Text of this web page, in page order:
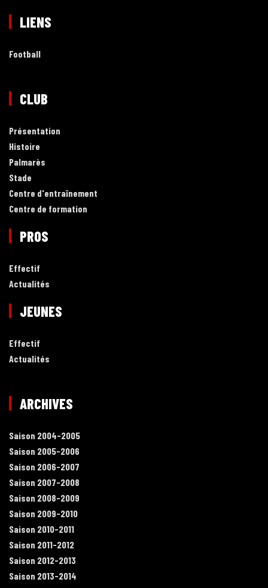
LIENS
Football
CLUB
Présentation
Histoire
Palmarès
Stade
Centre d'entraînement
Centre de formation
PROS
Effectif
Actualités
JEUNES
Effectif
Actualités
ARCHIVES
Saison 2004-2005
Saison 2005-2006
Saison 2006-2007
Saison 2007-2008
Saison 2008-2009
Saison 2009-2010
Saison 2010-2011
Saison 2011-2012
Saison 2012-2013
Saison 2013-2014